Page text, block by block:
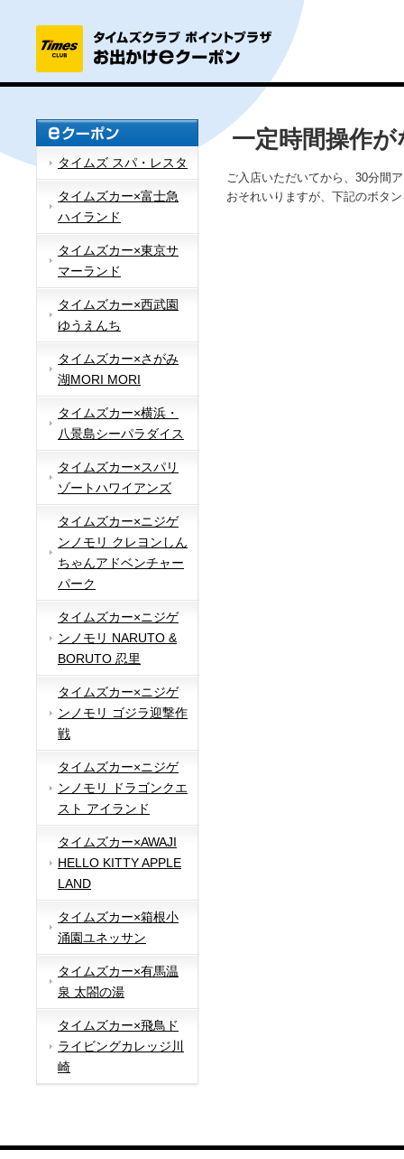
タイムズ スパ・レスタ
タイムズカー×富士急
ハイランド
タイムズカー×東京サ
マーランド
タイムズカー×西武園
ゆうえんち
タイムズカー×さがみ
湖MORI MORI
タイムズカー×横浜・
八景島シーパラダイス
タイムズカー×スパリ
ゾートハワイアンズ
タイムズカー×ニジゲ
ンノモリ クレヨンしん
ちゃんアドベンチャー
パーク
タイムズカー×ニジゲ
ンノモリ NARUTO &
BORUTO 忍里
タイムズカー×ニジゲ
ンノモリ ゴジラ迎撃作
戦
タイムズカー×ニジゲ
ンノモリ ドラゴンクエ
スト アイランド
タイムズカー×AWAJI
HELLO KITTY APPLE
LAND
タイムズカー×箱根小
涌園ユネッサン
タイムズカー×有馬温
泉 太閤の湯
タイムズカー×飛鳥ド
ライビングカレッジ川
崎
一定時間操作
ご入店いただいてから、30分間
おそれいりますが、下記のボタ